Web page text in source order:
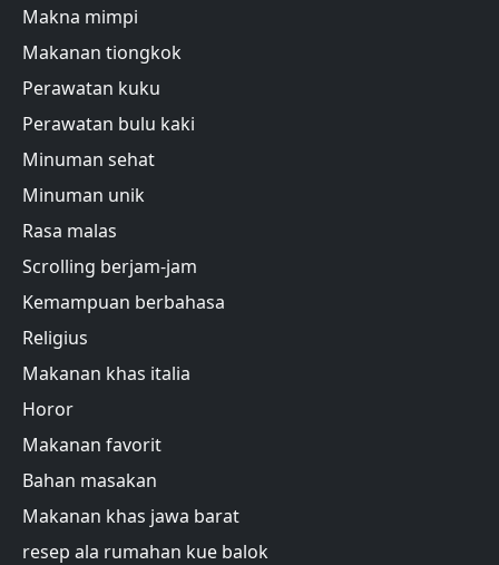
Makna mimpi
Makanan tiongkok
Perawatan kuku
Perawatan bulu kaki
Minuman sehat
Minuman unik
Rasa malas
Scrolling berjam-jam
Kemampuan berbahasa
Religius
Makanan khas italia
Horor
Makanan favorit
Bahan masakan
Makanan khas jawa barat
resep ala rumahan kue balok